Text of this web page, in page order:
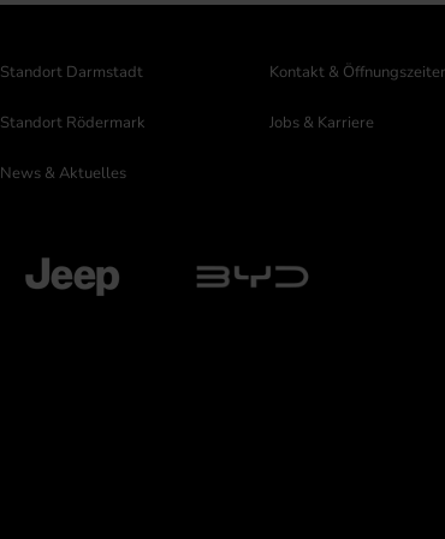
Standort Darmstadt
Standort Rödermark
News & Aktuelles
Kontakt &
Jobs & Karriere